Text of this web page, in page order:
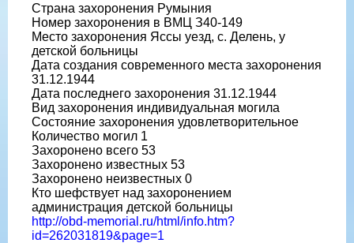
Страна захоронения Румыния
Номер захоронения в ВМЦ З40-149
Место захоронения Яссы уезд, с. Делень, у
детской больницы
Дата создания современного места захоронения
31.12.1944
Дата последнего захоронения 31.12.1944
Вид захоронения индивидуальная могила
Состояние захоронения удовлетворительное
Количество могил 1
Захоронено всего 53
Захоронено известных 53
Захоронено неизвестных 0
Кто шефствует над захоронением
администрация детской больницы
http://obd-memorial.ru/html/info.htm?
id=262031819&page=1